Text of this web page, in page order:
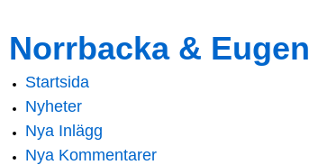
main
content
navigation
Norrbacka &
Main menu
Startsida
Nyheter
Nya Inlägg
Nya Kommentarer